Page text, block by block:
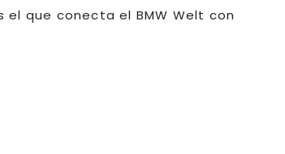
que conecta el BMW Welt con